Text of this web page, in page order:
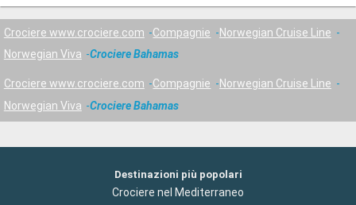
Crociere www.crociere.com Compagnie
Norwegian Cruise Line
Norwegian Viva
Crociere Bahamas
Crociere www.crociere.com Compagnie
Norwegian Cruise Line
Norwegian Viva
Crociere Bahamas
Destinazioni più popolari
Crociere nel Mediterraneo